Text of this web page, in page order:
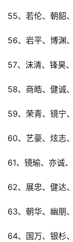
55、若伦、朝韶
56、岩平、博渊
57、沫清、锋昊
58、商皓、健诚
59、荣青、镜宁
60、艺豪、炫志
61、镜瑜、亦诚
62、展忠、健达
63、朝华、幽朋
64、国万、银杉